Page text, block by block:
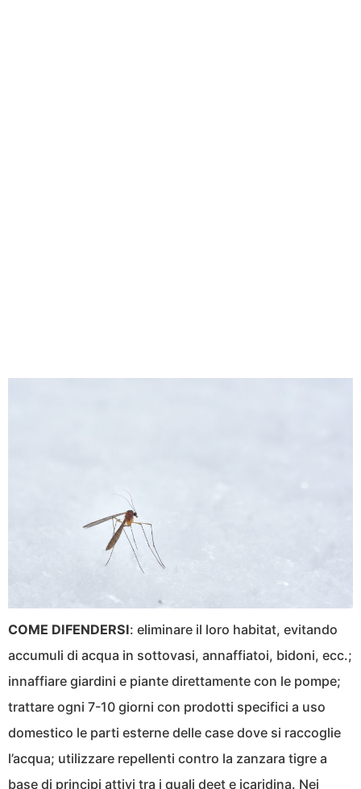
COME DIFENDERSI: eliminare il loro habitat, evitando
accumuli di acqua in sottovasi, annaffiatoi, bidoni, ecc.;
innaffiare giardini e piante direttamente con le pompe;
trattare ogni 7-10 giorni con prodotti specifici a uso
domestico le parti esterne delle case dove si raccoglie
l’acqua; utilizzare repellenti contro la zanzara tigre a
base di principi attivi tra i quali deet e icaridina. Nei